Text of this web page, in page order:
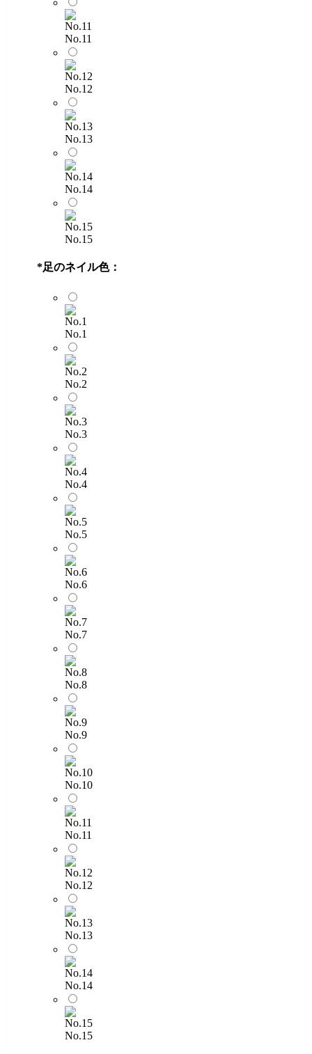
No.11
No.12
No.13
No.14
No.15
*足のネイル色：
No.1
No.2
No.3
No.4
No.5
No.6
No.7
No.8
No.9
No.10
No.11
No.12
No.13
No.14
No.15